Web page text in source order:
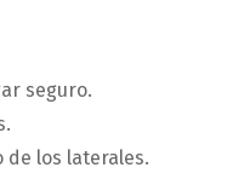
seguro.
de los laterales.